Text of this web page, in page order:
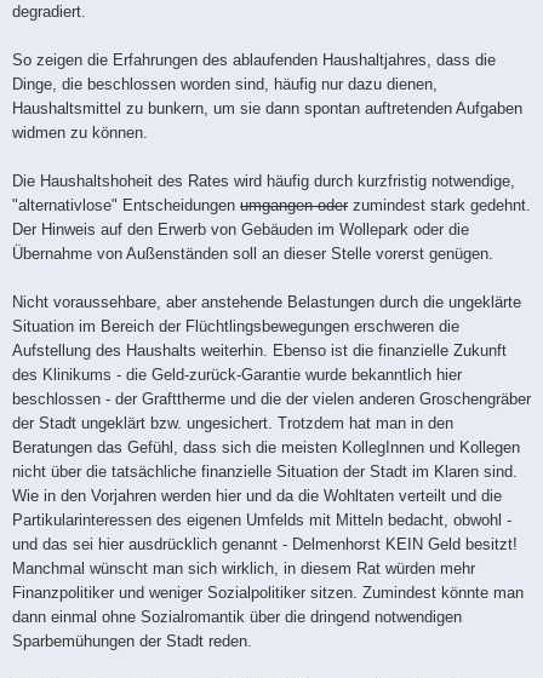
degradiert.
So zeigen die Erfahrungen des ablaufenden Haushaltjahres, dass die
Dinge, die beschlossen worden sind, häufig nur dazu dienen,
Haushaltsmittel zu bunkern, um sie dann spontan auftretenden Aufgaben
widmen zu können.
Die Haushaltshoheit des Rates wird häufig durch kurzfristig notwendige,
"alternativlose" Entscheidungen umgangen oder zumindest stark gedehnt.
Der Hinweis auf den Erwerb von Gebäuden im Wollepark oder die
Übernahme von Außenständen soll an dieser Stelle vorerst genügen.
Nicht voraussehbare, aber anstehende Belastungen durch die ungeklärte
Situation im Bereich der Flüchtlingsbewegungen erschweren die
Aufstellung des Haushalts weiterhin. Ebenso ist die finanzielle Zukunft
des Klinikums - die Geld-zurück-Garantie wurde bekanntlich hier
beschlossen - der Grafttherme und die der vielen anderen Groschengräber
der Stadt ungeklärt bzw. ungesichert. Trotzdem hat man in den
Beratungen das Gefühl, dass sich die meisten KollegInnen und Kollegen
nicht über die tatsächliche finanzielle Situation der Stadt im Klaren sind.
Wie in den Vorjahren werden hier und da die Wohltaten verteilt und die
Partikularinteressen des eigenen Umfelds mit Mitteln bedacht, obwohl -
und das sei hier ausdrücklich genannt - Delmenhorst KEIN Geld besitzt!
Manchmal wünscht man sich wirklich, in diesem Rat würden mehr
Finanzpolitiker und weniger Sozialpolitiker sitzen. Zumindest könnte man
dann einmal ohne Sozialromantik über die dringend notwendigen
Sparbemühungen der Stadt reden.